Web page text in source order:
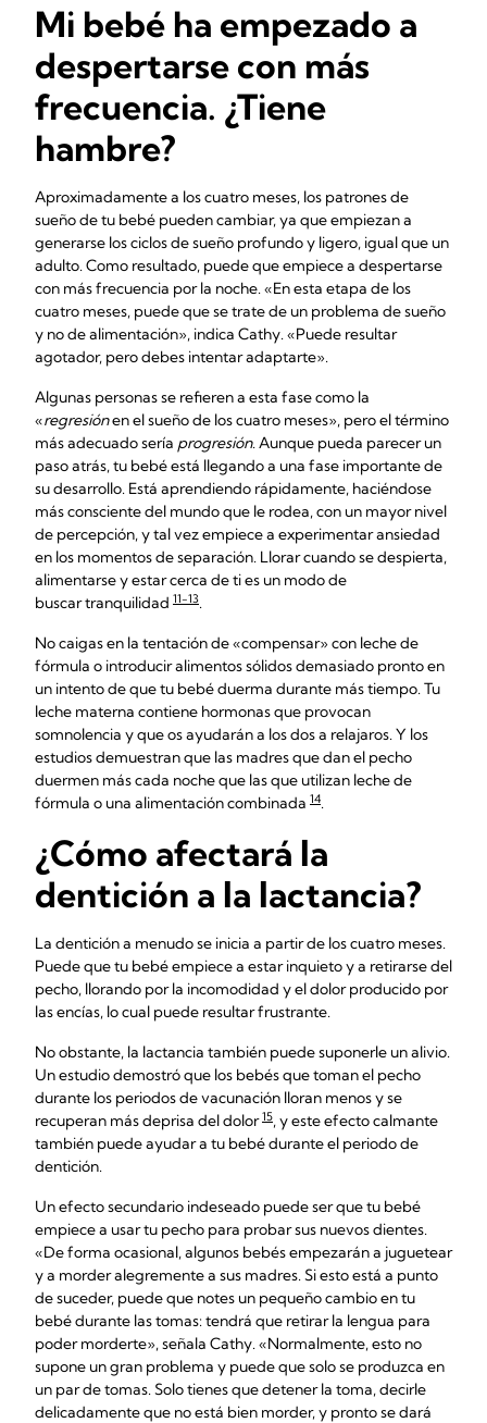
Mi bebé ha empezado a
despertarse con más
frecuencia. ¿Tiene
hambre?
Aproximadamente a los cuatro meses, los patrones de
sueño de tu bebé pueden cambiar, ya que empiezan a
generarse los ciclos de sueño profundo y ligero, igual que un
adulto. Como resultado, puede que empiece a despertarse
con más frecuencia por la noche. «En esta etapa de los
cuatro meses, puede que se trate de un problema de sueño
y no de alimentación», indica Cathy. «Puede resultar
agotador, pero debes intentar adaptarte».
Algunas personas se refieren a esta fase como la
«regresiónen el sueño de los cuatro meses», pero el término
más adecuado sería progresión. Aunque pueda parecer un
paso atrás, tu bebé está llegando a una fase importante de
su desarrollo. Está aprendiendo rápidamente, haciéndose
más consciente del mundo que le rodea, con un mayor nivel
de percepción, y tal vez empiece a experimentar ansiedad
en los momentos de separación. Llorar cuando se despierta,
alimentarse y estar cerca de ti es un modo de
buscar tranquilidad 11-13.
No caigas en la tentación de «compensar» con leche de
fórmula o introducir alimentos sólidos demasiado pronto en
un intento de que tu bebé duerma durante más tiempo. Tu
leche materna contiene hormonas que provocan
somnolencia y que os ayudarán a los dos a relajaros. Y los
estudios demuestran que las madres que dan el pecho
duermen más cada noche que las que utilizan leche de
fórmula o una alimentación combinada 14.
¿Cómo afectará la
dentición a la lactancia?
La dentición a menudo se inicia a partir de los cuatro meses.
Puede que tu bebé empiece a estar inquieto y a retirarse del
pecho, llorando por la incomodidad y el dolor producido por
las encías, lo cual puede resultar frustrante.
No obstante, la lactancia también puede suponerle un alivio.
Un estudio demostró que los bebés que toman el pecho
durante los periodos de vacunación lloran menos y se
recuperan más deprisa del dolor15, y este efecto calmante
también puede ayudar a tu bebé durante el periodo de
dentición.
Un efecto secundario indeseado puede ser que tu bebé
empiece a usar tu pecho para probar sus nuevos dientes.
«De forma ocasional, algunos bebés empezarán a juguetear
y a morder alegremente a sus madres. Si esto está a punto
de suceder, puede que notes un pequeño cambio en tu
bebé durante las tomas: tendrá que retirar la lengua para
poder morderte», señala Cathy. «Normalmente, esto no
supone un gran problema y puede que solo se produzca en
un par de tomas. Solo tienes que detener la toma, decirle
delicadamente que no está bien morder, y pronto se dará